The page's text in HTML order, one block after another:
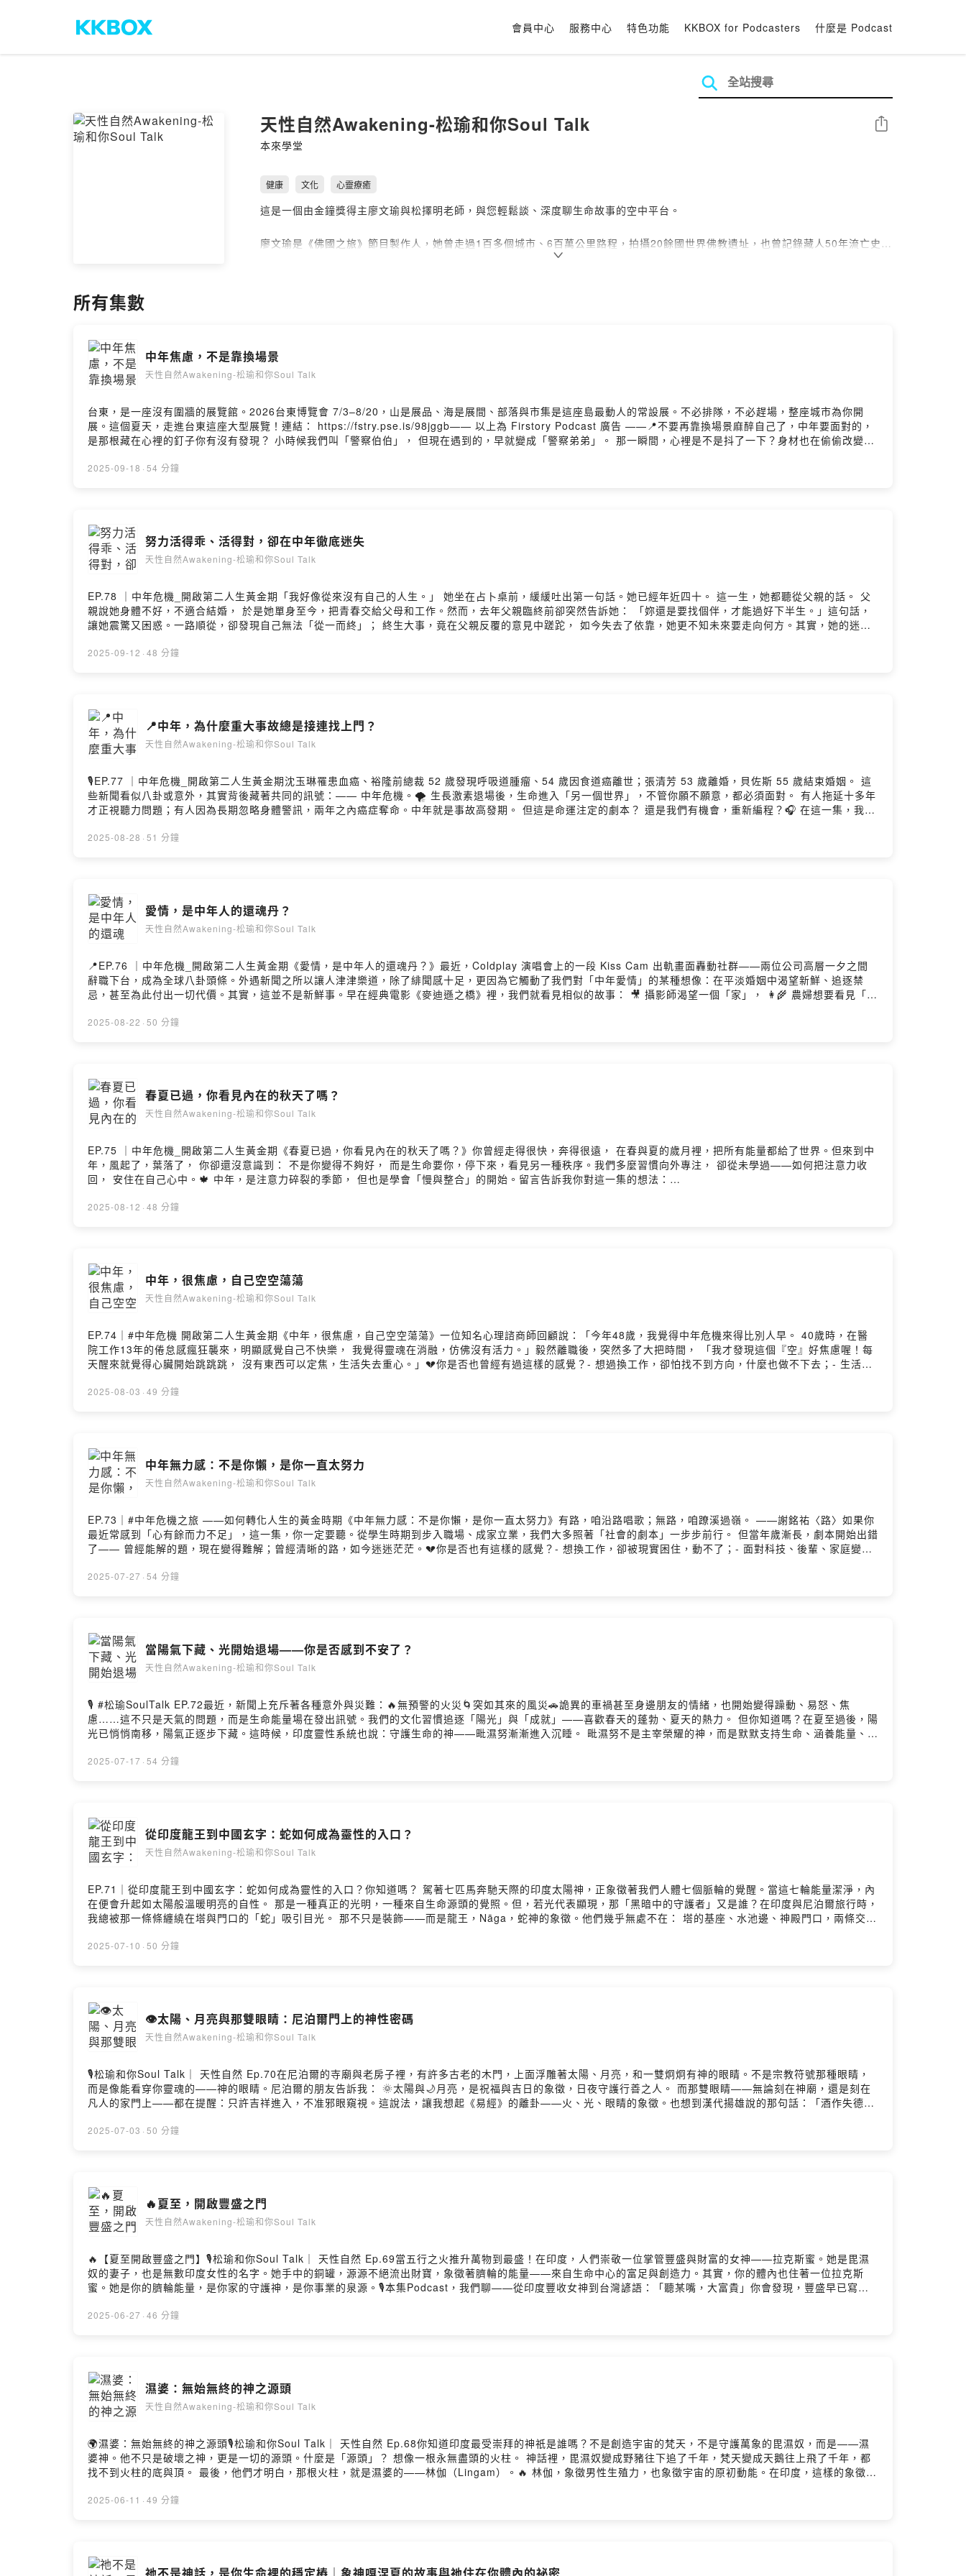
會員中心 服務中心 特色功能 KKBOX for Podcasters 什麼是 Podcast
天性自然Awakening-松瑜和你Soul Talk
本來學堂
分享
健康 文化 心靈療癒
這是一個由金鐘獎得主廖文瑜與松擇明老師，與您輕鬆談、深度聊生命故事的空中平台。
廖文瑜是《佛國之旅》節目製作人，她曾走過1百多個城市、6百萬公里路程，拍攝20餘國世界佛教遺址，也曾記錄藏人50年流亡史，
是一位人生從絢爛跌至谷底又重生的奇女子，而深諳佛法、易經、老莊和印度瑜伽知識的松擇明老師則是讓她重獲新生的關鍵人物。
所有集數
中年焦慮，不是靠換場景
天性自然Awakening-松瑜和你Soul Talk
台東，是一座沒有圍牆的展覽館。2026台東博覽會 7/3–8/20，山是展品、海是展間、部落與市集是這座島最動人的常設展。不必排隊，不必趕場，整座城市為你開
展。這個夏天，走進台東這座大型展覽！連結： https://fstry.pse.is/98jggb—— 以上為 Firstory Podcast 廣告 ——📍不要再靠換場景麻醉自己了，中年要面對的，
是那根藏在心裡的釘子你有沒有發現？ 小時候我們叫「警察伯伯」， 但現在遇到的，早就變成「警察弟弟」。 那一瞬間，心裡是不是抖了一下？身材也在偷偷改變。
邊。這些徵兆提醒我們： 你已經走到生命的分水嶺——中年。 很多人選擇去旅行、去朝聖、再談幾次戀愛， 甚至搬到山上住。 但這些，往往只是換場景的暫時舒緩，
2025-09-18 · 54 分鐘
努力活得乖、活得對，卻在中年徹底迷失
天性自然Awakening-松瑜和你Soul Talk
EP.78 ｜中年危機_開啟第二人生黃金期「我好像從來沒有自己的人生。」 她坐在占卜桌前，緩緩吐出第一句話。她已經年近四十。 這一生，她都聽從父親的話。 父
親說她身體不好，不適合結婚， 於是她單身至今，把青春交給父母和工作。然而，去年父親臨終前卻突然告訴她： 「妳還是要找個伴，才能過好下半生。」這句話，
讓她震驚又困惑。一路順從，卻發現自己無法「從一而終」； 終生大事，竟在父親反覆的意見中蹉跎， 如今失去了依靠，她更不知未來要走向何方。其實，她的迷
停下來問自己： 「這真的是我要的嗎？」二十歲時，有些人依父母之命早早結婚生子； 三十歲時，把青春都交給家庭與工作； 而在都市裡，或許同齡人還在追夢、旅
2025-09-12 · 48 分鐘
📍中年，為什麼重大事故總是接連找上門？
天性自然Awakening-松瑜和你Soul Talk
🎙️EP.77 ｜中年危機_開啟第二人生黃金期沈玉琳罹患血癌、裕隆前總裁 52 歲發現呼吸道腫瘤、54 歲因食道癌離世；張清芳 53 歲離婚，貝佐斯 55 歲結束婚姻。 這
些新聞看似八卦或意外，其實背後藏著共同的訊號：—— 中年危機。🌪 生長激素退場後，生命進入「另一個世界」，不管你願不願意，都必須面對。 有人拖延十多年
才正視聽力問題；有人因為長期忽略身體警訊，兩年之內癌症奪命。中年就是事故高發期。 但這是命運注定的劇本？ 還是我們有機會，重新編程？🎧 在這一集，我們
https://open.firstory.me/user/cllnfn4ld01em01w7fr8egpjb/commentsPowered by Firstory Hosting
2025-08-28 · 51 分鐘
愛情，是中年人的還魂丹？
天性自然Awakening-松瑜和你Soul Talk
📍EP.76 ｜中年危機_開啟第二人生黃金期《愛情，是中年人的還魂丹？》最近，Coldplay 演唱會上的一段 Kiss Cam 出軌畫面轟動社群——兩位公司高層一夕之間
辭職下台，成為全球八卦頭條。外遇新聞之所以讓人津津樂道，除了緋聞感十足，更因為它觸動了我們對「中年愛情」的某種想像：在平淡婚姻中渴望新鮮、追逐禁
忌，甚至為此付出一切代價。其實，這並不是新鮮事。早在經典電影《麥迪遜之橋》裡，我們就看見相似的故事： 🎥 攝影師渴望一個「家」， 👩‍🌾 農婦想要看見「外
是父母、社會早已「內建」的價值觀。於是，我們以為在追求愛，卻常常只是在複製。🌱 七年之癢、外遇、婚姻裡的無聊，不過是提醒—— 你的內在田地，已經荒蕪
https://open.firstory.me/user/cllnfn4ld01em01w7fr8egpjb/commentsPowered by Firstory Hosting
2025-08-22 · 50 分鐘
春夏已過，你看見內在的秋天了嗎？
天性自然Awakening-松瑜和你Soul Talk
EP.75 ｜中年危機_開啟第二人生黃金期《春夏已過，你看見內在的秋天了嗎？》你曾經走得很快，奔得很遠， 在春與夏的歲月裡，把所有能量都給了世界。但來到中
年，風起了，葉落了， 你卻還沒意識到： 不是你變得不夠好， 而是生命要你，停下來，看見另一種秩序。我們多麼習慣向外專注， 卻從未學過——如何把注意力收
回， 安住在自己心中。🍁 中年，是注意力碎裂的季節， 但也是學會「慢與整合」的開始。留言告訴我你對這一集的想法：
2025-08-12 · 48 分鐘
中年，很焦慮，自己空空蕩蕩
天性自然Awakening-松瑜和你Soul Talk
EP.74｜#中年危機 開啟第二人生黃金期《中年，很焦慮，自己空空蕩蕩》一位知名心理諮商師回顧說：「今年48歲，我覺得中年危機來得比別人早。 40歲時，在醫
院工作13年的倦怠感瘋狂襲來，明顯感覺自己不快樂， 我覺得靈魂在消融，仿佛沒有活力。」毅然離職後，突然多了大把時間， 「我才發現這個『空』好焦慮喔！每
天醒來就覺得心臟開始跳跳跳， 沒有東西可以定焦，生活失去重心。」💔你是否也曾經有過這樣的感覺？- 想過換工作，卻怕找不到方向，什麼也做不下去；- 生活中
錯，也不是不夠努力。 這正是你走進中年，每個人必經的**「焦慮空虛」**， 面對的是內在的空洞和無所適從。🌿這一集，我們將深入剖析為何中年是焦慮感最強烈的
成為轉變的力量。留言告訴我你對這一集的想法： https://open.firstory.me/user/cllnfn4ld01em01w7fr8egpjb/commentsPowered by Firstory Hosting
2025-08-03 · 49 分鐘
中年無力感：不是你懶，是你一直太努力
天性自然Awakening-松瑜和你Soul Talk
EP.73｜#中年危機之旅 ——如何轉化人生的黃金時期《中年無力感：不是你懶，是你一直太努力》有路，咱沿路唱歌；無路，咱蹽溪過嶺。 ——謝銘祐〈路〉如果你
最近常感到「心有餘而力不足」，這一集，你一定要聽。從學生時期到步入職場、成家立業，我們大多照著「社會的劇本」一步步前行。 但當年歲漸長，劇本開始出錯
了—— 曾經能解的題，現在變得難解；曾經清晰的路，如今迷迷茫茫。💔你是否也有這樣的感覺？- 想換工作，卻被現實困住，動不了；- 面對科技、後輩、家庭變
了中年，每個人終將面對的——「無力感」。🌿這一集將深入剖析中年無力感的根源：💡我們的臍輪——行動力與自我價值的中心，為什麼在這個階段會逐漸熄火？💡
2025-07-27 · 54 分鐘
當陽氣下藏、光開始退場——你是否感到不安了？
天性自然Awakening-松瑜和你Soul Talk
🎙️ #松瑜SoulTalk EP.72最近，新聞上充斥著各種意外與災難：🔥無預警的火災🌀突如其來的風災🚗詭異的車禍甚至身邊朋友的情緒，也開始變得躁動、易怒、焦
慮……這不只是天氣的問題，而是生命能量場在發出訊號。我們的文化習慣追逐「陽光」與「成就」——喜歡春天的蓬勃、夏天的熱力。 但你知道嗎？在夏至過後，陽
光已悄悄南移，陽氣正逐步下藏。這時候，印度靈性系統也說：守護生命的神——毗濕努漸漸進入沉睡。 毗濕努不是主宰榮耀的神，而是默默支持生命、涵養能量、讓
覺得疲倦、迷茫、煩躁，甚至對生活失去掌控感？ 也許，是因為你一直把注意力放在「外在的亮光」，卻忽略了內在真正的支持力量。這一集，我們會從身體的能量談
2025-07-17 · 54 分鐘
從印度龍王到中國玄字：蛇如何成為靈性的入口？
天性自然Awakening-松瑜和你Soul Talk
EP.71｜從印度龍王到中國玄字：蛇如何成為靈性的入口？你知道嗎？ 駕著七匹馬奔馳天際的印度太陽神，正象徵著我們人體七個脈輪的覺醒。當這七輪能量潔淨，內
在便會升起如太陽般溫暖明亮的自性。 那是一種真正的光明，一種來自生命源頭的覺照。但，若光代表顯現，那「黑暗中的守護者」又是誰？在印度與尼泊爾旅行時，
我總被那一條條纏繞在塔與門口的「蛇」吸引目光。 那不只是裝飾——而是龍王，Nāga，蛇神的象徵。他們幾乎無處不在： 塔的基座、水池邊、神殿門口，兩條交纏
符號，像阿拉伯數字8。這不是巧合，而是文化深處某種「共識」。在尼泊爾的神話裡，加德滿都是由文殊菩薩以智慧劍劃山瀉湖所開闢的，湖中原本住著巨蛇——龍
被蛇守護的黑暗力量。這不就是生命的真相嗎？ 光與暗，生與死，脈輪與玄武——從印度到中國，我們看見的是同一條通往神性的道路。📌 本集你將聽見：- 太陽神
與七脈輪的隱喻- 龍王／蛇神在印度與尼泊爾的象徵角色- 「玄」字與蛇的形象如何跨文化連結- 玄天上帝與佛塔結構的北方對應- 為什麼蛇總守在門口？那其實是神性
之門📌 《本來學堂》官方資訊🌐 官網｜awakening.com.tw📘 Facebook｜facebook.com/laotseyoga💬 LINE｜ https://lin.ee/4b8fK8d📲 加入 LINE 可獲得：🔹
個案預約🔹 最新廣播🔹 活動與開課通知🌟 歡迎加入，與我們一起找回自在生活的能力！ 🌟留言告訴我你對這一集的想法：
2025-07-10 · 50 分鐘
👁️太陽、月亮與那雙眼睛：尼泊爾門上的神性密碼
天性自然Awakening-松瑜和你Soul Talk
🎙️松瑜和你Soul Talk｜ 天性自然 Ep.70在尼泊爾的寺廟與老房子裡，有許多古老的木門，上面浮雕著太陽、月亮，和一雙炯炯有神的眼睛。不是宗教符號那種眼睛，
而是像能看穿你靈魂的——神的眼睛。尼泊爾的朋友告訴我： 🌞太陽與🌙月亮，是祝福與吉日的象徵，日夜守護行善之人。 而那雙眼睛——無論刻在神廟，還是刻在
凡人的家門上——都在提醒：只許吉祥進入，不准邪眼窺視。這說法，讓我想起《易經》的離卦——火、光、眼睛的象徵。也想到漢代揚雄說的那句話：「酒作失德，
但真正重要的，不是信仰哪個版本，而是： 當你內在的光亮起來，真正的神性，才會現前。—▶ 📌深入探討：跨文化中的「太陽」、「眼睛」與「內在神性」如何一
2025-07-03 · 50 分鐘
🔥夏至，開啟豐盛之門
天性自然Awakening-松瑜和你Soul Talk
🔥【夏至開啟豐盛之門】🎙️松瑜和你Soul Talk｜ 天性自然 Ep.69當五行之火推升萬物到最盛！在印度，人們崇敬一位掌管豐盛與財富的女神——拉克斯蜜。她是毘濕
奴的妻子，也是無數印度女性的名字。她手中的銅罐，源源不絕流出財寶，象徵著臍輪的能量——來自生命中心的富足與創造力。其實，你的體內也住著一位拉克斯
蜜。她是你的臍輪能量，是你家的守護神，是你事業的泉源。🎙本集Podcast，我們聊——從印度豐收女神到台灣諺語：「聽某嘴，大富貴」你會發現，豐盛早已寫進
facebook.com/laotseyoga💬 LINE｜ https://lin.ee/4b8fK8d📲 加入 LINE 可獲得：🔹 個案預約🔹 最新廣播🔹 活動與開課通知🌟 歡迎加入，與我們一起找回自在
2025-06-27 · 46 分鐘
濕婆：無始無終的神之源頭
天性自然Awakening-松瑜和你Soul Talk
🌍濕婆：無始無終的神之源頭🎙️松瑜和你Soul Talk｜ 天性自然 Ep.68你知道印度最受崇拜的神祇是誰嗎？不是創造宇宙的梵天，不是守護萬象的毘濕奴，而是——濕
婆神。他不只是破壞之神，更是一切的源頭。什麼是「源頭」？ 想像一根永無盡頭的火柱。 神話裡，毘濕奴變成野豬往下追了千年，梵天變成天鵝往上飛了千年，都
找不到火柱的底與頂。 最後，他們才明白，那根火柱，就是濕婆的——林伽（Lingam）。🔥 林伽，象徵男性生殖力，也象徵宇宙的原初動能。在印度，這樣的象徵不
還多。讓人驚訝的是，澆灌林伽的不只是虔誠的老人，還有稚氣未脫的小男孩與小女孩，一臉篤定地捧水傾灌，彷彿在完成宇宙的秘密儀式。印度教透過這些故事，把
https://open.firstory.me/user/cllnfn4ld01em01w7fr8egpjb/commentsPowered by Firstory Hosting
2025-06-11 · 49 分鐘